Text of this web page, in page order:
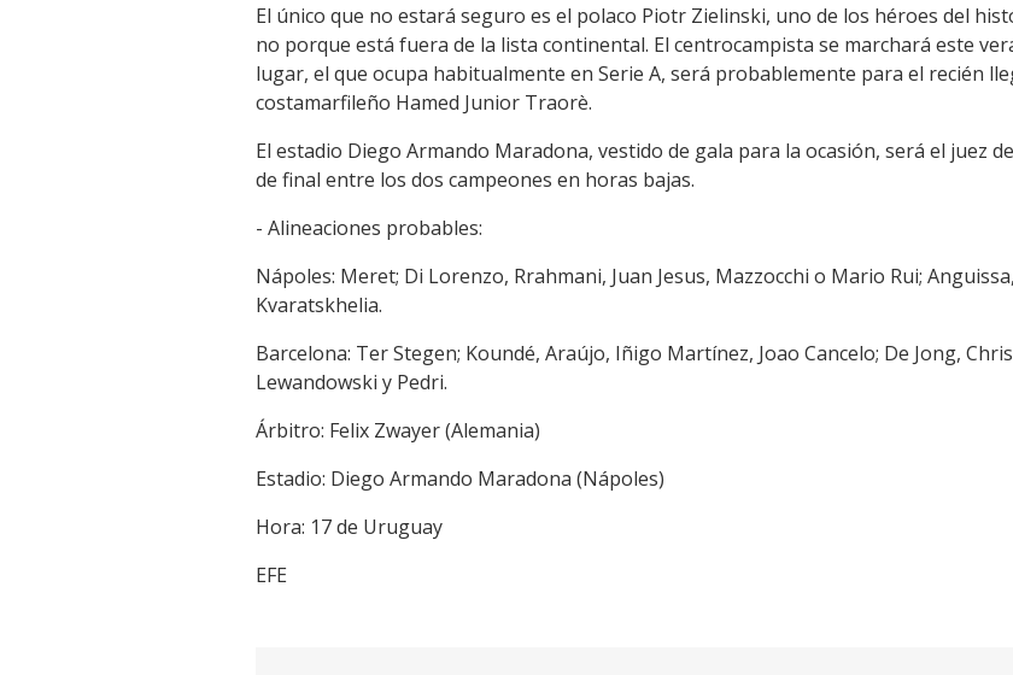
El único que no estará seguro es el polaco Piotr Zielinski, uno de los héroes del
no porque está fuera de la lista continental. El centrocampista se marchará este
lugar, el que ocupa habitualmente en Serie A, será probablemente para el recién
costamarfileño Hamed Junior Traorè.
El estadio Diego Armando Maradona, vestido de gala para la ocasión, será el juez
de final entre los dos campeones en horas bajas.
- Alineaciones probables:
Nápoles: Meret; Di Lorenzo, Rrahmani, Juan Jesus, Mazzocchi o Mario Rui;
Kvaratskhelia.
Barcelona: Ter Stegen; Koundé, Araújo, Iñigo Martínez, Joao Cancelo; De Jong,
Lewandowski y Pedri.
Árbitro: Felix Zwayer (Alemania)
Estadio: Diego Armando Maradona (Nápoles)
Hora: 17 de Uruguay
EFE